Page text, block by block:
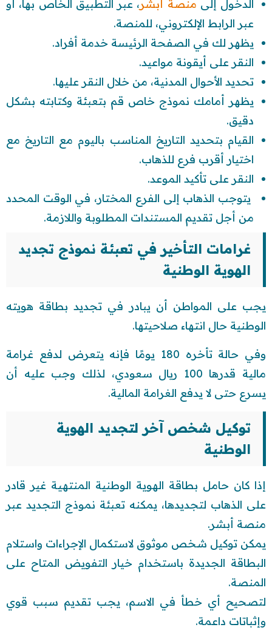
الدخول إلى منصة أبشر، عبر التطبيق الخاص بها، أو
عبر الرابط الإلكتروني، للمنصة.
يظهر لك في الصفحة الرئيسة خدمة أفراد.
النقر على أيقونة مواعيد.
تحديد الأحوال المدنية، من خلال النقر عليها.
يظهر أمامك نموذج خاص قم بتعبئة وكتابته بشكل
دقيق.
القيام بتحديد التاريخ المناسب باليوم مع التاريخ مع
اختيار أقرب فرع للذهاب.
النقر على تأكيد الموعد.
يتوجب الذهاب إلى الفرع المختار، في الوقت المحدد
من أجل تقديم المستندات المطلوبة واللازمة.
غرامات التأخير في تعبئة نموذج تجديد
الهوية الوطنية
يجب على المواطن أن يبادر في تجديد بطاقة هويته
الوطنية حال انتهاء صلاحيتها.
وفي حالة تأخره 180 يومًا فإنه يتعرض لدفع غرامة
مالية قدرها 100 ريال سعودي، لذلك وجب عليه أن
يسرع حتى لا يدفع الغرامة المالية.
توكيل شخص آخر لتجديد الهوية
الوطنية
إذا كان حامل بطاقة الهوية الوطنية المنتهية غير قادر
على الذهاب لتجديدها، يمكنه تعبئة نموذج التجديد عبر
منصة أبشر.
يمكن توكيل شخص موثوق لاستكمال الإجراءات واستلام
البطاقة الجديدة باستخدام خيار التفويض المتاح على
المنصة.
لتصحيح أي خطأ في الاسم، يجب تقديم سبب قوي
وإثباتات داعمة.